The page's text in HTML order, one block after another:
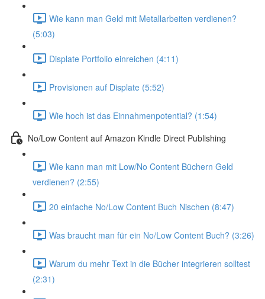
Wie kann man Geld mit Metallarbeiten verdienen?
(5:03)
Displate Portfolio einreichen (4:11)
Provisionen auf Displate (5:52)
Wie hoch ist das Einnahmenpotential? (1:54)
No/Low Content auf Amazon Kindle Direct Publishing
Wie kann man mit Low/No Content Büchern Geld
verdienen? (2:55)
20 einfache No/Low Content Buch Nischen (8:47)
Was braucht man für ein No/Low Content Buch? (3:26)
Warum du mehr Text in die Bücher integrieren solltest
(2:31)